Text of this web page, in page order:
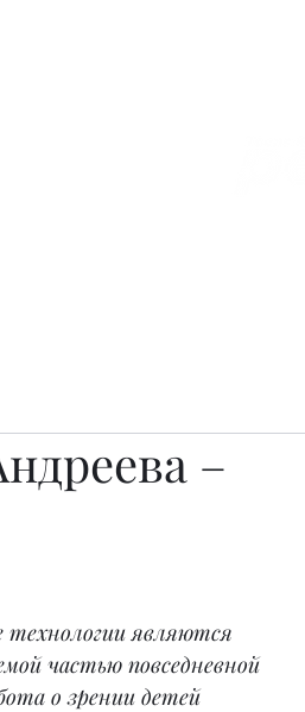
–
технологии являются
частью повседневной
о зрении детей